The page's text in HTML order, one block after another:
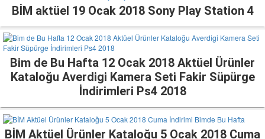
BİM aktüel 19 Ocak 2018 Sony Play Station 4
Bim de Bu Hafta 12 Ocak 2018 Aktüel Ürünler
Kataloğu Averdigi Kamera Seti Fakir Süpürge
İndirimleri Ps4 2018
BİM Aktüel Ürünler Kataloğu 5 Ocak 2018 Cuma